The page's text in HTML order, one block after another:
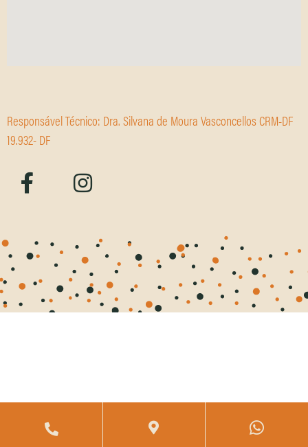
Responsável Técnico: Dra. Silvana de Moura Vasconcellos CRM-DF
19.932- DF